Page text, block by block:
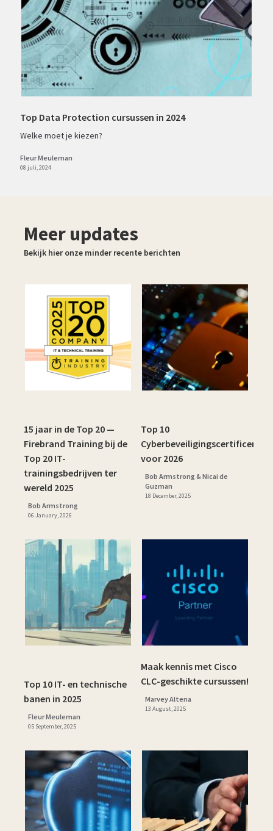
Top Data Protection cursussen in 2024
Welke moet je kiezen?
Fleur Meuleman
08 juli, 2024
Meer updates
Bekijk hier onze minder recente berichten
15 jaar in de Top 20 —
Firebrand Training bij de
Top 20 IT-
trainingsbedrijven ter
wereld 2025
Bob Armstrong
06 January, 2026
Top 10
voor 2026
Bob Armstrong & Nicai de
Guzman
18 December, 2025
Top 10 IT- en technische
banen in 2025
Fleur Meuleman
05 September, 2025
Maak kennis met Cisco
CLC-geschikte cursussen!
Marvey Altena
13 August, 2025